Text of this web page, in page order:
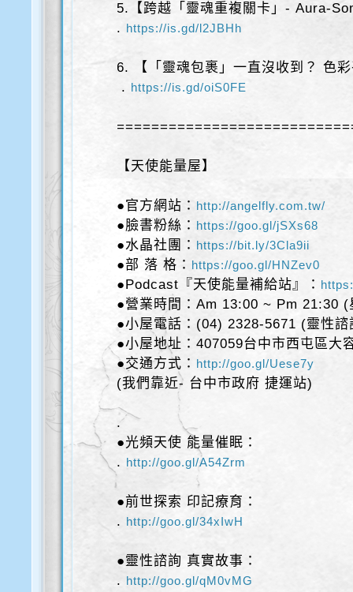
5.【跨越「靈魂重複關卡」- Aura-
. https://is.gd/l2JBHh
6. 【「靈魂包裹」一直沒收到？ 色
. https://is.gd/oiS0FE
【天使能量屋】
●官方網站： http://angelfly.com.tw/
●臉書粉絲： https://goo.gl/jSXs68
●水晶社團： https://bit.ly/3Cla9ii
●部 落 格： https://goo.gl/HNZev0
●Podcast『天使能量補給站』：
●營業時間：Am 13:00 ~ Pm 21:30 (
●小屋電話：(04) 2328-5671 (靈性
●小屋地址：407059台中市西屯區大
●交通方式： http://goo.gl/Uese7y
(我們靠近- 台中市政府 捷運站)
.
●光頻天使 能量催眠：
. http://goo.gl/A54Zrm
●前世探索 印記療育：
. http://goo.gl/34xIwH
●靈性諮詢 真實故事：
. http://goo.gl/qM0vMG